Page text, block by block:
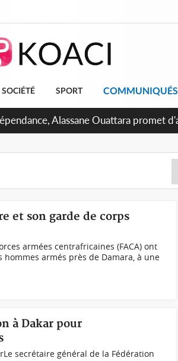
SOCIÉTÉ SPORT COMMUNIQUÉS
et son garde de corps
armées centrafricaines (FACA) ont
armés près de Damara, à une
à Dakar pour
secrétaire général de la Fédération